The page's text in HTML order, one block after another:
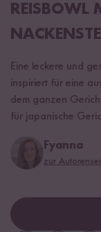
REISBOWL
Eine leckere und
inspiriert für eine
dem ganzen
für japanische
Fyanna
zur